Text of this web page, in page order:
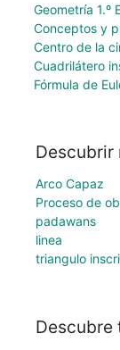
Geometría 1.º
Conceptos y
Centro de la
Cuadrilátero
Fórmula de
Descubrir
Arco Capaz
Proceso de
padawans
linea
triangulo
Descubre